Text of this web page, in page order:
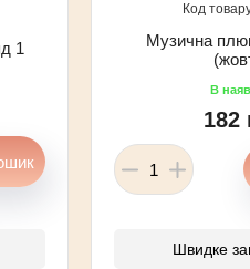
1
Музична
182
Швидке